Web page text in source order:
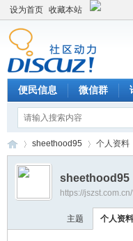
设为首页 收藏本站
便民信息 微信群
›
sheethood95 个人资料
sheethood95
https://
主题 个人资料